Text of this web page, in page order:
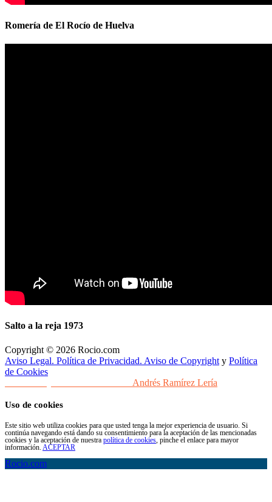
Romería de El Rocío de Huelva
Salto a la reja 1973
Copyright © 2026 Rocio.com
Aviso Legal. Política de Privacidad. Aviso de Copyright y Política
de Cookies
Andrés Ramírez Lería
Uso de cookies
Este sitio web utiliza cookies para que usted tenga la mejor experiencia de usuario. Si
continúa navegando está dando su consentimiento para la aceptación de las mencionadas
cookies y la aceptación de nuestra política de cookies , pinche el enlace para mayor
información. ACEPTAR
Rocio.com